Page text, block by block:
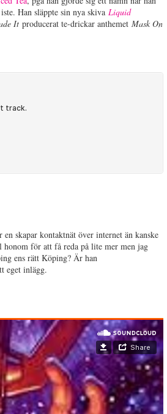
Han släppte sin nya skivaLiquid
Itproducerat te-drickar anthemetMask On
skapar kontaktnät över internet än kanske
för att få reda på lite mer men jag
ens rätt Köping? Är han
eget inlägg.